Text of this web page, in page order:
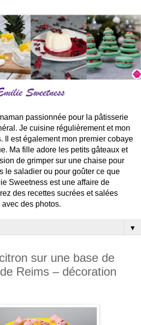
passionnée pour la pâtisserie
Je cuisine régulièrement et mon
Il est également mon premier cobaye
Ma fille adore les petits gâteaux et
de grimper sur une chaise pour
le saladier ou pour goûter ce que
Sweetness est une affaire de
des recettes sucrées et salées
des photos.
▼
sur une base de
Reims – décoration